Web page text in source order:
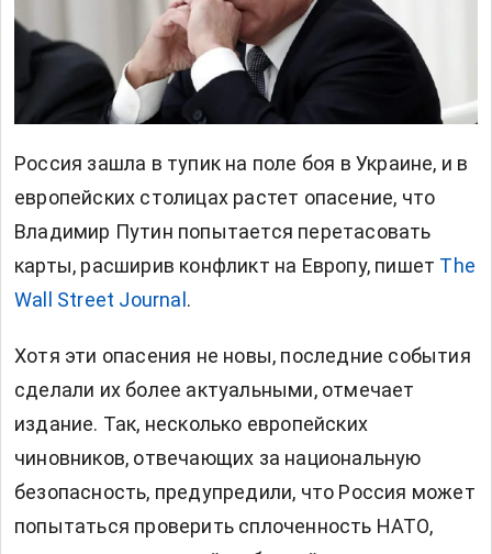
Россия зашла в тупик на поле боя в Украине, и в
европейских столицах растет опасение, что
Владимир Путин попытается перетасовать
карты, расширив конфликт на Европу, пишет The
Wall Street Journal.
Хотя эти опасения не новы, последние события
сделали их более актуальными, отмечает
издание. Так, несколько европейских
чиновников, отвечающих за национальную
безопасность, предупредили, что Россия может
попытаться проверить сплоченность НАТО,